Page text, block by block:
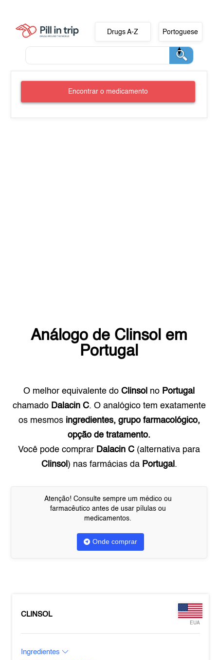
Drugs A-Z Portoguese
Encontrar o medicamento
Análogo de Clinsol em
Portugal
O melhor equivalente do Clinsol no Portugal
chamado Dalacin C. O analógico tem exatamente
os mesmos ingredientes, grupo farmacológico,
opção de tratamento.
Você pode comprar Dalacin C (alternativa para
Clinsol ) nas farmácias da Portugal .
Atenção! Consulte sempre um médico ou
farmacêutico antes de usar pílulas ou
medicamentos.
Onde comprar
CLINSOL
EUA
Ingredientes